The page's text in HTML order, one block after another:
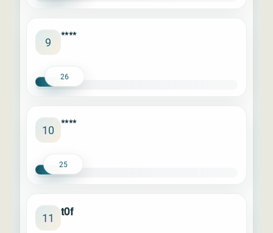
9 ****
26
10 ****
25
11 t0f